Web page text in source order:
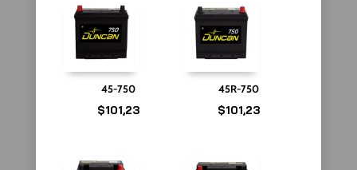
45-750
$101,23
45R-750
$101,23